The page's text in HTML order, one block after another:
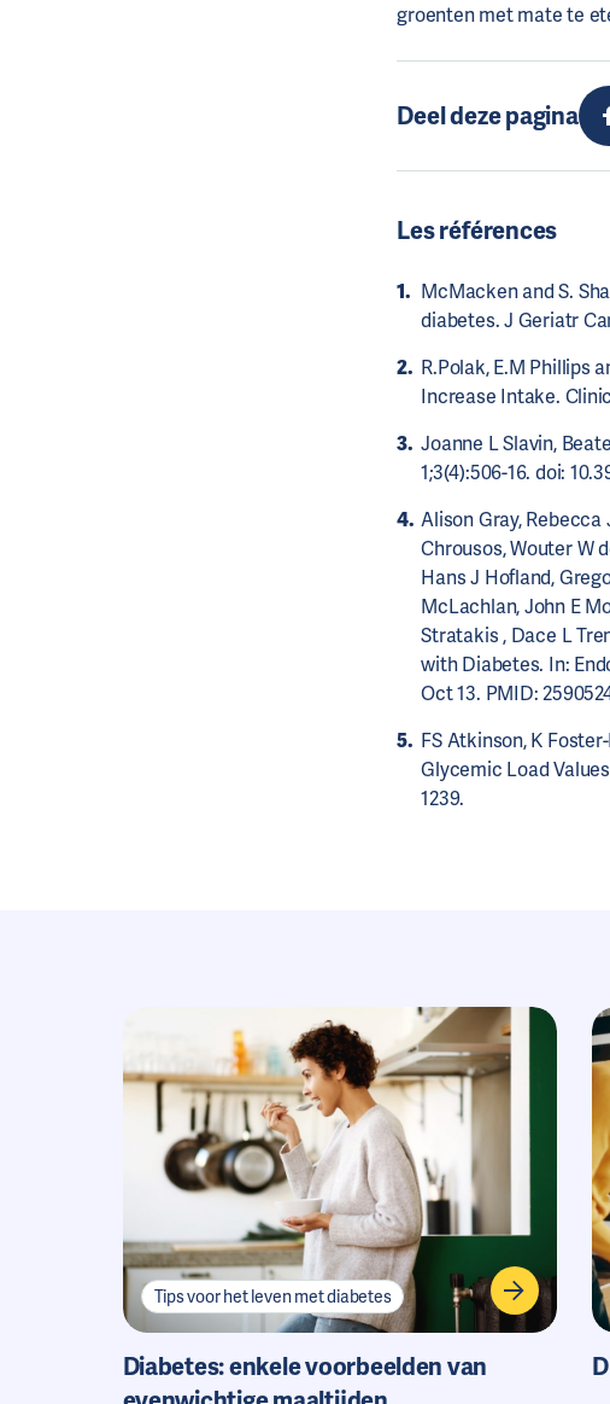
groenten met mate te
Deel deze pagina
Les références
McMacken and S.
diabetes. J Geriatr
R.Polak, E.M Phillips
Increase Intake.
Joanne L Slavin,
1;3(4):506-16. doi:
Alison Gray, Rebecca
Chrousos, Wouter W
Hans J Hofland,
McLachlan, John E
Stratakis , Dace L
with Diabetes. In:
Oct 13. PMID:
FS Atkinson, K
Glycemic Load
1239.
Tips voor het leven met diabetes
Diabetes: enkele voorbeelden van